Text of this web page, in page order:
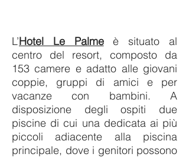
L’Hotel Le Palmeè situato al
centro del resort, composto da
153 camere e adatto alle giovani
coppie, gruppi di amici e per
vacanze con bambini. A
disposizione degli ospiti due
piscine di cui una dedicata ai più
piccoli adiacente alla piscina
principale, dove i genitori possono